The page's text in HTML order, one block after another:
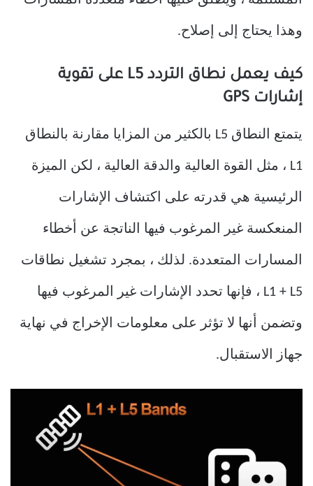
وهذا يحتاج إلى إصلاح.
كيف يعمل نطاق التردد L5 على تقوية
إشارات GPS
يتمتع النطاق L5 بالكثير من المزايا مقارنة بالنطاق
L1 ، مثل القوة العالية والدقة العالية ، لكن الميزة
الرئيسية هي قدرته على اكتشاف الإشارات
المنعكسة غير المرغوب فيها الناتجة عن أخطاء
المسارات المتعددة. لذلك ، بمجرد تشغيل نطاقات
L1 + L5 ، فإنها تحدد الإشارات غير المرغوب فيها
وتضمن أنها لا تؤثر على معلومات الإخراج في نهاية
جهاز الاستقبال.